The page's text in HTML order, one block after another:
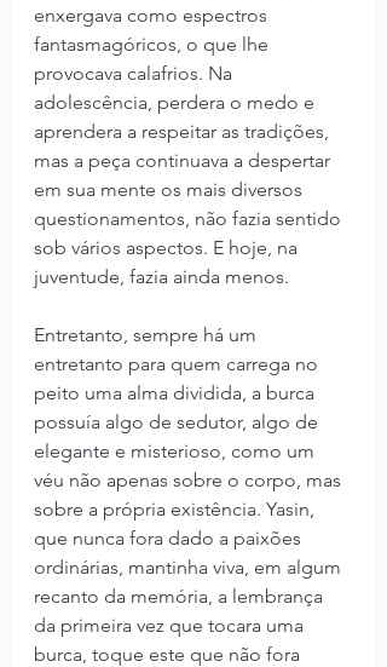
enxergava como espectros
fantasmagóricos, o que lhe
provocava calafrios. Na
adolescência, perdera o medo e
aprendera a respeitar as tradições,
mas a peça continuava a despertar
em sua mente os mais diversos
questionamentos, não fazia sentido
sob vários aspectos. E hoje, na
juventude, fazia ainda menos.
Entretanto, sempre há um
entretanto para quem carrega no
peito uma alma dividida, a burca
possuía algo de sedutor, algo de
elegante e misterioso, como um
véu não apenas sobre o corpo, mas
sobre a própria existência. Yasin,
que nunca fora dado a paixões
ordinárias, mantinha viva, em algum
recanto da memória, a lembrança
da primeira vez que tocara uma
burca, toque este que não fora